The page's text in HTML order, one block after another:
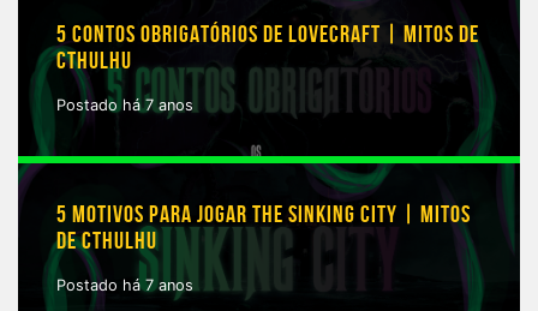
5 CONTOS OBRIGATÓRIOS DE LOVECRAFT | MITOS DE
CTHULHU
Postado há 7 anos
5 MOTIVOS PARA JOGAR THE SINKING CITY | MITOS
DE CTHULHU
Postado há 7 anos